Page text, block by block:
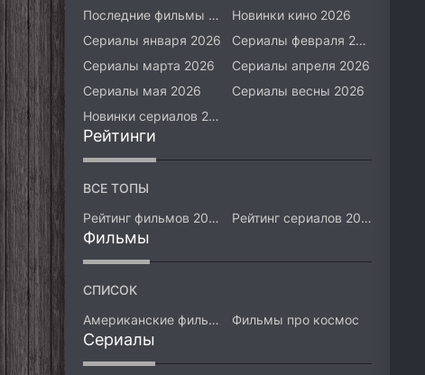
Последние фильмы 2026
Новинки кино 2026
Сериалы января 2026
Сериалы февраля 2026
Сериалы марта 2026
Сериалы апреля 2026
Сериалы мая 2026
Сериалы весны 2026
Новинки сериалов 2026
Рейтинги
ВСЕ ТОПЫ
Рейтинг фильмов 2026
Рейтинг сериалов 2026
Фильмы
СПИСОК
Американские фильмы
Фильмы про космос
Сериалы